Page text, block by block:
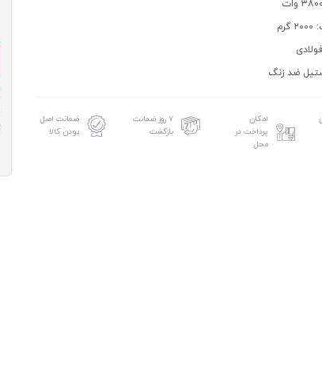
ضد زنگ
امکان
پرداخت در
محل
۷ روز ضمانت
بازگشت
ضمانت اصل
بودن کالا